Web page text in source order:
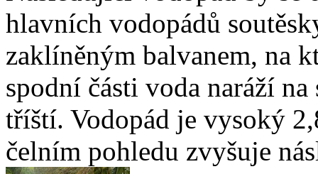
hlavních vodopádů
zaklíněným balvanem, na
spodní části voda naráží
tříští. Vodopád je vysoký
čelním pohledu zvyšuje